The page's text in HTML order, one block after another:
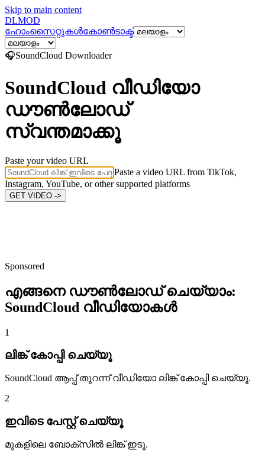
Skip to main content
DLMOD
ഹോംസൈറ്റുകൾകോൺടാക്ട്
🎧SoundCloud Downloader
SoundCloud വീഡിയോ
ഡൗൺലോഡ്
സ്വന്തമാക്കൂ
Paste your video URL
Paste a video URL from TikTok,
Instagram, YouTube, or other supported platforms
GET VIDEO ->
Sponsored
എങ്ങനെ ഡൗൺലോഡ് ചെയ്യാം:
SoundCloud വീഡിയോകൾ
1
ലിങ്ക് കോപ്പി ചെയ്യൂ
SoundCloud ആപ്പ് തുറന്ന് വീഡിയോ ലിങ്ക് കോപ്പി ചെയ്യൂ.
2
ഇവിടെ പേസ്റ്റ് ചെയ്യൂ
മുകളിലെ ബോക്സിൽ ലിങ്ക് ഇടൂ.